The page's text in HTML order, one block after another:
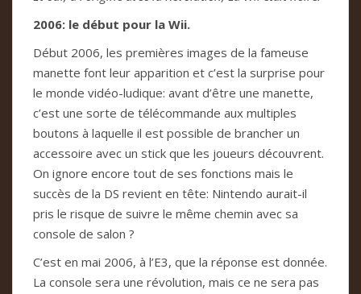
2006: le début pour la Wii.
Début 2006, les premières images de la fameuse
manette font leur apparition et c’est la surprise pour
le monde vidéo-ludique: avant d’être une manette,
c’est une sorte de télécommande aux multiples
boutons à laquelle il est possible de brancher un
accessoire avec un stick que les joueurs découvrent.
On ignore encore tout de ses fonctions mais le
succès de la DS revient en tête: Nintendo aurait-il
pris le risque de suivre le même chemin avec sa
console de salon ?
C’est en mai 2006, à l’E3, que la réponse est donnée.
La console sera une révolution, mais ce ne sera pas